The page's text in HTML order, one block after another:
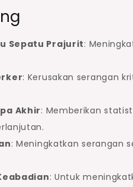
Sepatu Prajurit:
: Kerusakan serangan
Akhir: Memberikan
: Meningkatkan serangan
: Untuk